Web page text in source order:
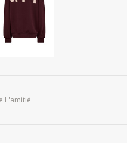
L'amitié